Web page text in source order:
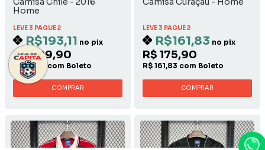
Home
LEVE 3 PAGUE 2
R$193,11 no pix
R$ 209,90
R$ 193,11 com Boleto
COMPRAR
LEVE 3 PAGUE 2
R$161,83 no pix
R$ 175,90
R$ 161,83 com Boleto
COMPRAR